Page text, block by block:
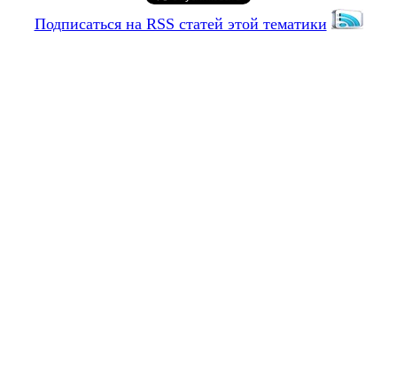
Подписаться на RSS статей этой тематики